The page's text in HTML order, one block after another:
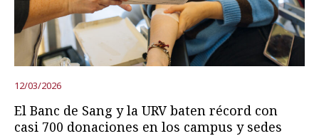
12/03/2026
El Banc de Sang y la URV baten récord con
casi 700 donaciones en los campus y sedes